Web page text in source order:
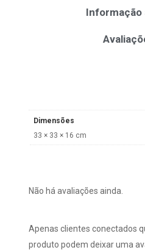
Informação
Dimensões
33 × 33 × 16 cm
Não há avaliações ainda.
Apenas clientes conectados
produto podem deixar uma